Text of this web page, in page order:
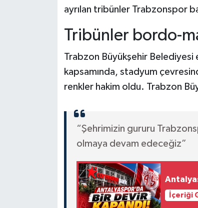
ayrılan tribünler Trabzonspor
Tribünler bordo-
Trabzon Büyükşehir Belediyesi
kapsamında, stadyum
renkler hakim oldu. Trabzon
“Şehrimizin gururu
olmaya devam edeceğiz”
İçeriği